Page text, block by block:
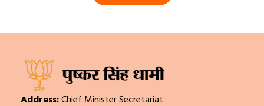
Address:Chief Minister Secretariat